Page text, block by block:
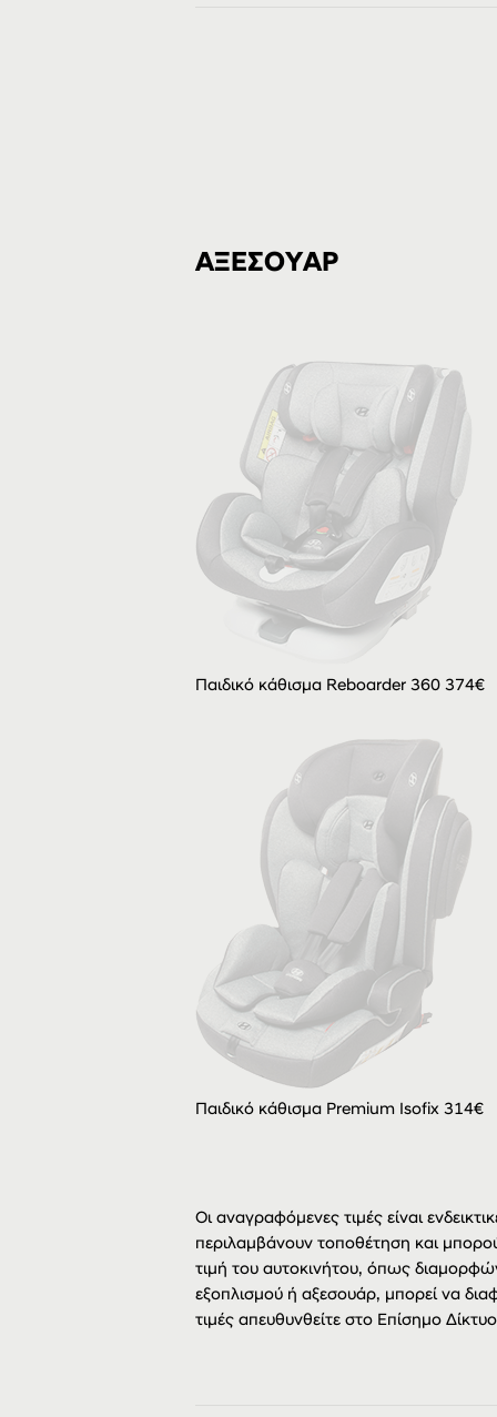
ΑΞΕΣΟΥΑΡ
Παιδικό κάθισμα Reboarder 360 374€
Παιδικό κάθισμα Premium Isofix 314€
Οι αναγραφόμενες τιμές είναι
περιλαμβάνουν τοποθέτηση και
τιμή του αυτοκινήτου, όπως
εξοπλισμού ή αξεσουάρ, μπορεί να
τιμές απευθυνθείτε στο Επίσημο